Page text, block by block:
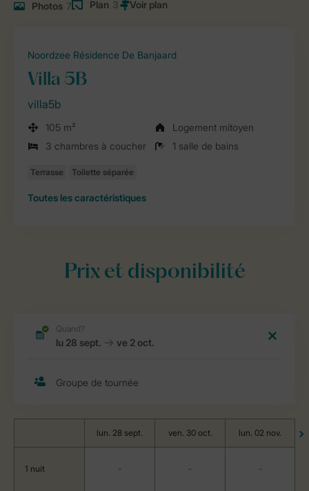
Photos 7 Plan 3
Noordzee Résidence De Banjaard
Villa 5B
villa5b
105 m²
Logement mitoyen
3 chambres à coucher
1 salle de bains
Toutes les caractéristiques
Prix et disponibilité
lun. 28 sept. ven. 30 oct. lun. 02 nov.
1 nuit - - -